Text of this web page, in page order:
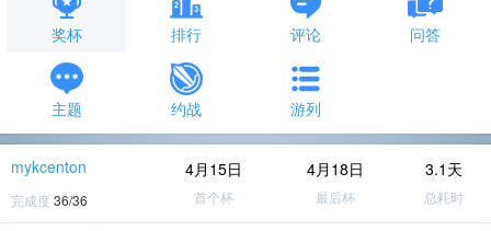
奖杯 排行 评论 问答
主题 约战 游列
mykcenton
完成度 36/36
4月15日
首个杯
4月18日
最后杯
3.1天
总耗时